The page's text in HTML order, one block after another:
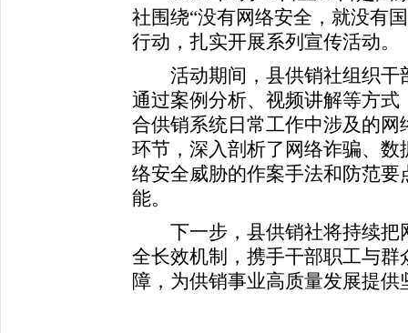
社围绕“没有网络安全，就没有
行动， 扎实开展系列宣传活动。
活动期间，县供销社组织干
通过案例分析、视频讲解等方
合供销系统日常工作中涉及的
环节，深入剖析了网络诈骗、
络安全威胁的作案手法和防范
能。
下一步，县供销社将持续把
全长效机制，携手干部职工与
障，为供销事业高质量发展提供